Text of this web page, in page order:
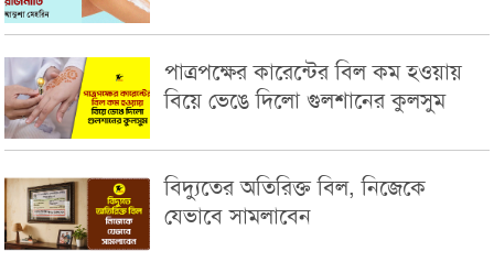
পাত্রপক্ষের কারেন্টের বিল কম হওয়ায়
বিয়ে ভেঙে দিলো গুলশানের কুলসুম
বিদ্যুতের অতিরিক্ত বিল, নিজেকে
যেভাবে সামলাবেন